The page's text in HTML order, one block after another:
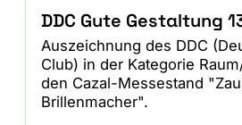
DDC Gute Gestaltung
Auszeichnung des DDC
Club) in der Kategorie
den Cazal-Messestand
Brillenmacher".